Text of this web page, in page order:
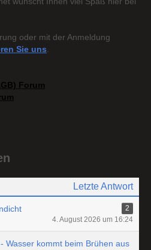
oder mit der Anmeldung
Sie uns
Forum
Letzte Antwort
2
4. August 2026 um 16:24
Wasser kommt beim Brühen aus